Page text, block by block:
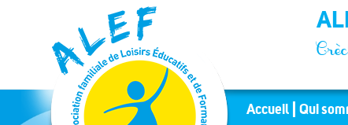
Panneau de gestion des cookies
Accueil Qui